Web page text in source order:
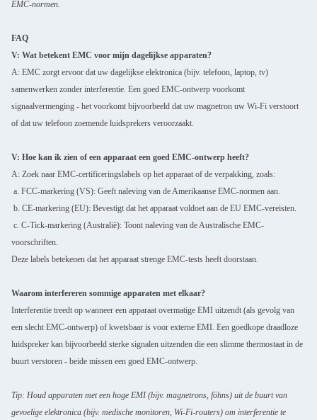
EMC-normen.
FAQ
V: Wat betekent EMC voor mijn dagelijkse apparaten?
A: EMC zorgt ervoor dat uw dagelijkse elektronica (bijv. telefoon, laptop, tv)
samenwerken zonder interferentie. Een goed EMC-ontwerp voorkomt
signaalvermenging - het voorkomt bijvoorbeeld dat uw magnetron uw Wi-Fi verstoort
of dat uw telefoon zoemende luidsprekers veroorzaakt.
V: Hoe kan ik zien of een apparaat een goed EMC-ontwerp heeft?
A: Zoek naar EMC-certificeringslabels op het apparaat of de verpakking, zoals:
a. FCC-markering (VS): Geeft naleving van de Amerikaanse EMC-normen aan.
b. CE-markering (EU): Bevestigt dat het apparaat voldoet aan de EU EMC-vereisten.
c. C-Tick-markering (Australië): Toont naleving van de Australische EMC-
voorschriften.
Deze labels betekenen dat het apparaat strenge EMC-tests heeft doorstaan.
Waarom interfereren sommige apparaten met elkaar?
Interferentie treedt op wanneer een apparaat overmatige EMI uitzendt (als gevolg van
een slecht EMC-ontwerp) of kwetsbaar is voor externe EMI. Een goedkope draadloze
luidspreker kan bijvoorbeeld sterke signalen uitzenden die een slimme thermostaat in de
buurt verstoren - beide missen een goed EMC-ontwerp.
Tip: Houd apparaten met een hoge EMI (bijv. magnetrons, föhns) uit de buurt van
gevoelige elektronica (bijv. medische monitoren, Wi-Fi-routers) om interferentie te